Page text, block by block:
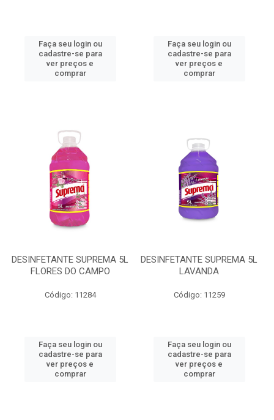
Faça seu login ou
cadastre-se para
ver preços e
comprar
Faça seu login ou
cadastre-se para
ver preços e
comprar
DESINFETANTE SUPREMA 5L
FLORES DO CAMPO
Código: 11284
Faça seu login ou
cadastre-se para
ver preços e
comprar
DESINFETANTE SUPREMA 5L
LAVANDA
Código: 11259
Faça seu login ou
cadastre-se para
ver preços e
comprar